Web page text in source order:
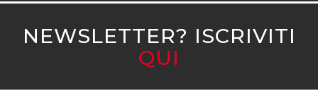
NEWSLETTER? ISCRIVITI
QUI